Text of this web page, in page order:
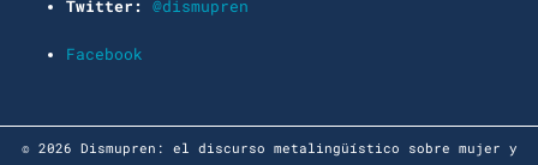
Twitter: @dismupren
Facebook
© 2026 Dismupren: el discurso metalingüístico sobre mujer y